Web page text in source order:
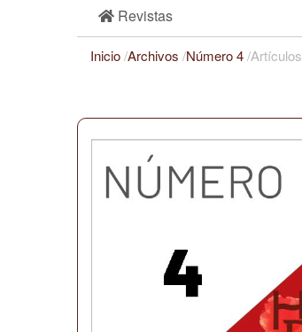
Revistas
Inicio/Archivos /Número 4/Artículos